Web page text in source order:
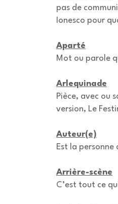
pas de
Ionesco pour
Aparté
Mot ou parole
Arlequinade
Pièce, avec ou
version, Le
Auteur(e)
Est la
Arrière-scène
C’est tout ce